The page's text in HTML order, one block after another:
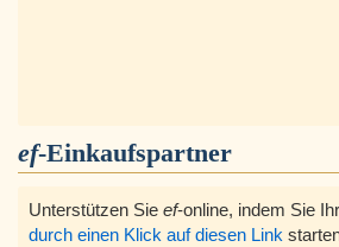
ef-Einkaufspartner
Unterstützen Sie ef-online, indem Sie
durch einen Klick auf diesen Link